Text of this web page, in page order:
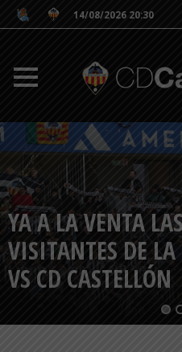
14/08/2026 20:30
YA A LA VENTA
VISITANTES DE
VS CD CASTELLÓN
AWER MABIL,
MELBOURNE CITY